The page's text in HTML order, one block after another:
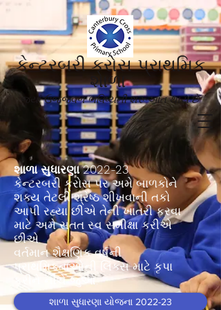
કેન્ટરબરી ક્રોસ પ્રાથમિક
શાળા
જ્યાં ઉજ્જવળ ભવિષ્યની શરૂઆત થાય છે'
શાળા સુધારણા 2022-23
કેન્ટરબરી ક્રોસ પર અમે બાળકોને
શક્ય તેટલી શ્રેષ્ઠ શીખવાની તકો
આપી રહ્યા છીએ તેની ખાતરી કરવા
માટે અમે સતત સ્વ સમીક્ષા કરીએ
છીએ.
વર્તમાન શૈક્ષણિક વર્ષની
પ્રાથમિકતાઓની લિંક્સ માટે કૃપા
કરીને નીચે જુઓ.
શાળા સુધારણા યોજના 2022-23